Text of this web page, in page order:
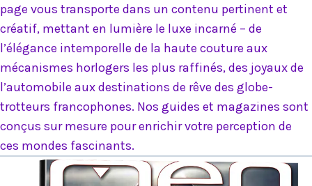
page vous transporte dans un contenu pertinent et
créatif, mettant en lumière le luxe incarné – de
l’élégance intemporelle de la haute couture aux
mécanismes horlogers les plus raffinés, des joyaux de
l’automobile aux destinations de rêve des globe-
trotteurs francophones. Nos guides et magazines sont
conçus sur mesure pour enrichir votre perception de
ces mondes fascinants.